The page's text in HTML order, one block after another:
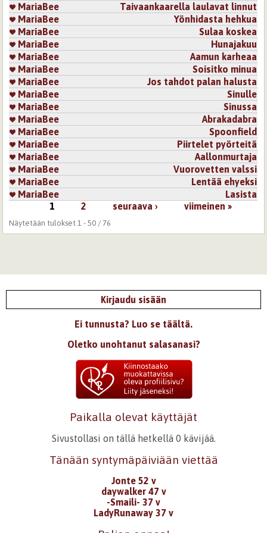
MariaBee
Taivaankaarella laulavat linnut
MariaBee
Yönhidasta hehkua
MariaBee
Sulaa koskea
MariaBee
Hunajakuu
MariaBee
Aamun karheaa
MariaBee
Soisitko minua
MariaBee
Jos tahdot palan halusta
MariaBee
Sinulle
MariaBee
Sinussa
MariaBee
Abrakadabra
MariaBee
Spoonfield
MariaBee
Piirtelet pyörteitä
MariaBee
Aallonmurtaja
MariaBee
Vuorovetten valssi
MariaBee
Lentää ehyeksi
MariaBee
Lasista
1 2 seuraava › viimeinen »
Näytetään tulokset 1 - 50 / 76
Kirjaudu sisään
Ei tunnusta? Luo se täältä.
Oletko unohtanut salasanasi?
Paikalla olevat käyttäjät
Sivustollasi on tällä hetkellä 0 kävijää.
Tänään syntymäpäiviään viettää
Jonte 52 v
daywalker 47 v
-Smaili- 37 v
LadyRunaway 37 v